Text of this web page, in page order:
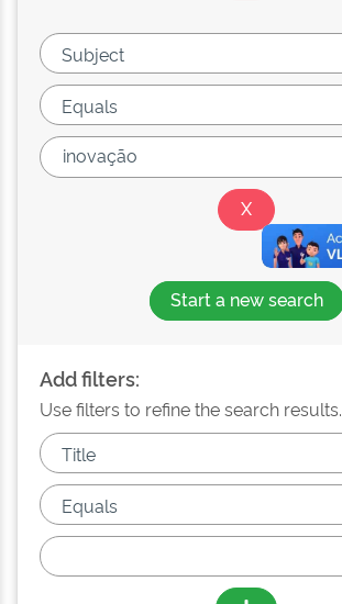
Start a new search
Add filters:
Use filters to refine the search results.